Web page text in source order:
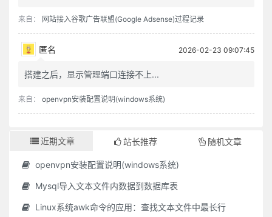
来自： 网站接入谷歌广告联盟(Google Adsense)过程记录
匿名 2026-02-23 09:07:45
搭建之后，显示管理端口连接不上...
来自： openvpn安装配置说明(windows系统)
近期文章 站长推荐 随机文章
openvpn安装配置说明(windows系统)
Mysql导入文本文件内数据到数据库表
Linux系统awk命令的应用：查找文本文件中最长行